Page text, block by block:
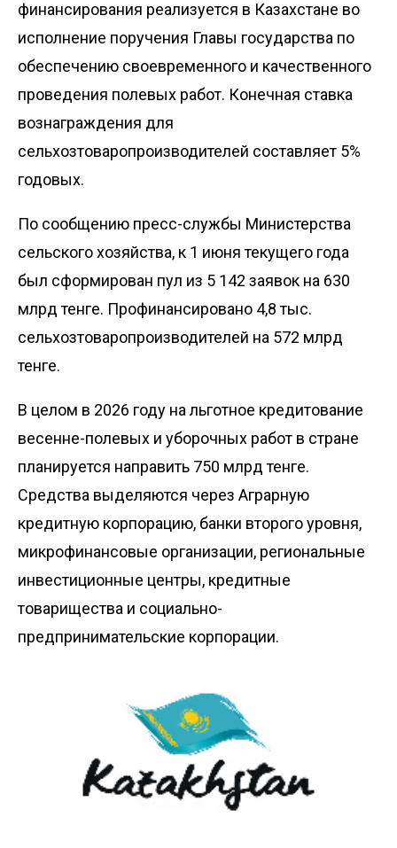
финансирования реализуется в Казахстане во
исполнение поручения Главы государства по
обеспечению своевременного и качест­венного
проведения полевых работ. Конечная ставка
вознаграждения для
сельхозтоваропроизводителей составляет 5%
годовых.
По сообщению пресс-службы Минис­терства
сельского хозяйства, к 1 июня текущего года
был сформирован пул из 5 142 заявок на 630
млрд тенге. Профинансировано 4,8 тыс.
сельхозтоваропроизводителей на 572 млрд
тенге.
В целом в 2026 году на льготное кредитование
весенне-полевых и уборочных работ в стране
планируется направить 750 млрд тенге.
Средства выделяются через Аграрную
кредитную корпорацию, банки второго уровня,
микрофинансовые организации, региональные
инвестиционные центры, кредитные
товарищества и социально-
предпринимательские корпорации.